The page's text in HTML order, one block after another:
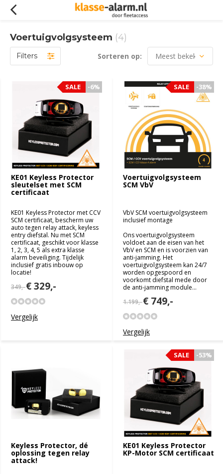
Voertuigvolgsysteem (4)
Filters Sorteren op:
KE01 Keyless Protector
sleutelset met SCM
certificaat
KE01 Keyless Protector met CCV
SCM certificaat, bescherm uw
auto tegen relay attack, keyless
entry diefstal. Nu met SCM
certificaat, geschikt voor klasse
1, 2, 3, 4, 5 als extra klasse
alarm beveiliging. Tijdelijk
inclusief gratis inbouw op
locatie!
349,-€ 329,-
-6%
SALE
Vergelijk
-6%
SALE
Voertuigvolgsysteem
SCM VbV
VbV SCM voertuigvolgsysteem
inclusief montage
Ons voertuigvolgsysteem
voldoet aan de eisen van het
VbV en SCM en is voorzien van
anti-jamming. Het
voertuigvolgsysteem kan 24/7
worden opgespoord en
voorkomt diefstal mede door
de anti-jamming module...
1.199,-€ 749,-
-38%
SALE
Vergelijk
-38%
SALE
Keyless Protector, dé
oplossing tegen relay
attack!
KE01 Keyless Protector
KP-Motor SCM certificaat
-53%
SALE -53%
SALE